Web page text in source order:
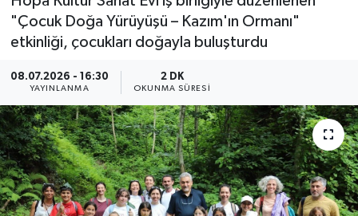
"Çocuk Doğa Yürüyüşü – Kazım'ın Ormanı"
etkinliği, çocukları doğayla buluşturdu
08.07.2026 - 16:30
YAYINLANMA
2 DK
OKUNMA SÜRESI